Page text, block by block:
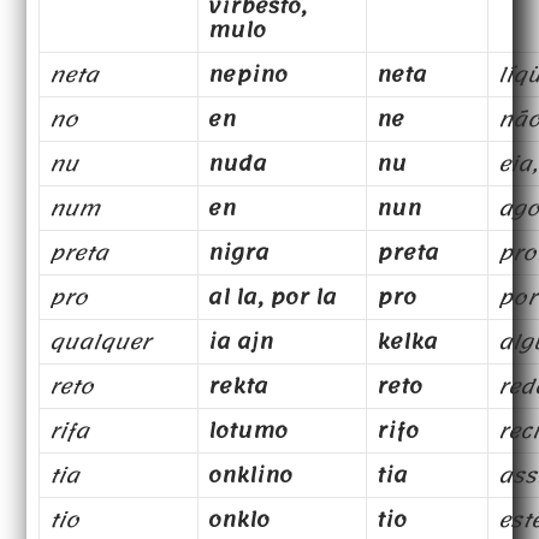
mulo
neta nepino neta
no
en ne
nu
nuda nu
num
en nun
preta
nigra preta
pro
al la, por la pro
por
qualquer
ia ajn kelka
reto
rekta reto
rifa
lotumo rifo
tia
onklino tia
tio
onklo tio